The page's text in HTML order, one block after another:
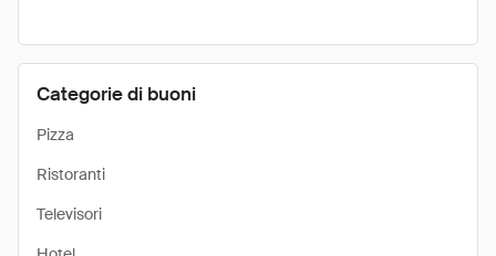
Categorie di buoni
Pizza
Ristoranti
Televisori